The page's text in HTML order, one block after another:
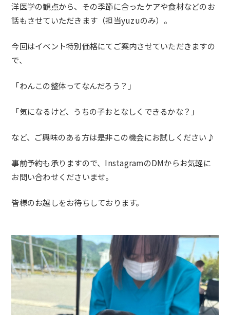
洋医学の観点から、 その季節に合ったケアや食材などのお
話もさせていただきます（担当yuzuのみ）。
今回はイベント特別価格にてご案内させていただきますの
で、
「わんこの整体ってなんだろう？」
「気になるけど、うちの子おとなしくできるかな？」
など、ご興味のある方は是非この機会にお試しください♪
事前予約も承りますので、 InstagramのDMからお気軽に
お問い合わせくださいませ。
皆様のお越しをお待ちしております。